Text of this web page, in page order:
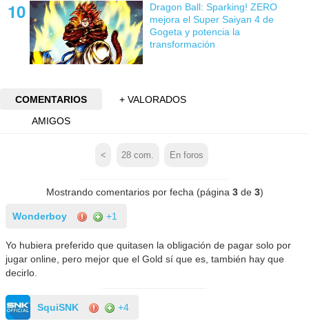
Dragon Ball: Sparking! ZERO
mejora el Super Saiyan 4 de
Gogeta y potencia la
transformación
COMENTARIOS
+ VALORADOS
AMIGOS
< 28 com. En foros
Mostrando comentarios por fecha (página 3de 3)
Wonderboy +1
Yo hubiera preferido que quitasen la obligación de pagar solo por
jugar online, pero mejor que el Gold sí que es, también hay que
decirlo.
SquiSNK +4